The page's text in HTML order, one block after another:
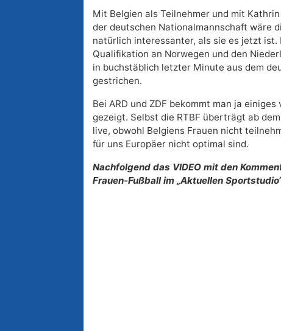
Mit Belgien als Teilnehmer und mit
der deutschen Nationalmannschaft wäre
natürlich interessanter, als sie es jetzt
Qualifikation an Norwegen und den
in buchstäblich letzter Minute aus dem
gestrichen.
Bei ARD und ZDF bekommt man ja einiges
gezeigt. Selbst die RTBF überträgt ab
live, obwohl Belgiens Frauen nicht
für uns Europäer nicht optimal sind.
Nachfolgend das VIDEO mit den
Frauen-Fußball im „Aktuellen